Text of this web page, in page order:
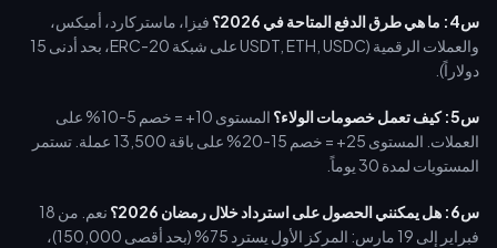
س4: ما هي طرق الدفع المتاحة في 2026؟
فيزا، ماستركارد، أميكس،
والعملات الرقمية (USDT, ETH, USDC على شبكة ERC-20، بحد أدنى 15
دولاراً).
س5: كيف تعمل خصومات الولاء؟
المستوى 10+ = خصم 5-10% على
العملات. المستوى 25+ = خصم 15-20% على باقة 13,500 عملة. تستمر
المستويات لمدة 30 يوماً.
س6: هل يمكنني الحصول على استرداد خلال رمضان 2026؟
نعم. من 18
فبراير إلى 19 مارس: المركز الأول يسترد 75% (بحد أقصى 150,000)،